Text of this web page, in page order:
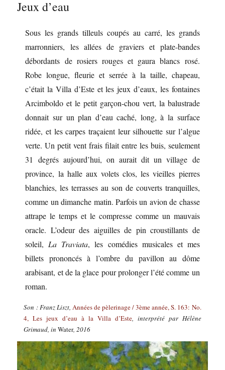
Jeux d’eau
Sous les grands tilleuls coupés au carré, les grands
marronniers, les allées de graviers et plate-bandes
débordants de rosiers rouges et gaura blancs rosé.
Robe longue, fleurie et serrée à la taille, chapeau,
c’était la Villa d’Este et les jeux d’eaux, les fontaines
Arcimboldo et le petit garçon-chou vert, la balustrade
donnait sur un plan d’eau caché, long, à la surface
ridée, et les carpes traçaient leur silhouette sur l’algue
verte. Un petit vent frais filait entre les buis, seulement
31 degrés aujourd’hui, on aurait dit un village de
province, la halle aux volets clos, les vieilles pierres
blanchies, les terrasses au son de couverts tranquilles,
comme un dimanche matin. Parfois un avion de chasse
attrape le temps et le compresse comme un mauvais
oracle. L’odeur des aiguilles de pin croustillants de
soleil,La Traviata, les comédies musicales et mes
billets prononcés à l’ombre du pavillon au dôme
arabisant, et de la glace pour prolonger l’été comme un
roman.
Son : Franz Liszt, Années de pèlerinage / 3ème année, S. 163: No.
4, Les jeux d’eau à la Villa d’Este, interprété par Hélène
Grimaud, inWater, 2016